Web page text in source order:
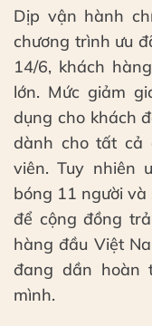
Dịp vận hành
chương trình ưu
14/6, khách
lớn. Mức giảm
dụng cho khách
dành cho tất cả
viên. Tuy nhiên
bóng 11 người và
để cộng đồng
hàng đầu Việt
đang dần hoàn
mình.